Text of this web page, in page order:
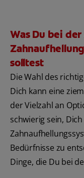
Was Du bei
solltest
Die Wahl des
Dich kann eine
der Vielzahl an
schwierig sein,
Bedürfnisse zu
Dinge, die Du bei